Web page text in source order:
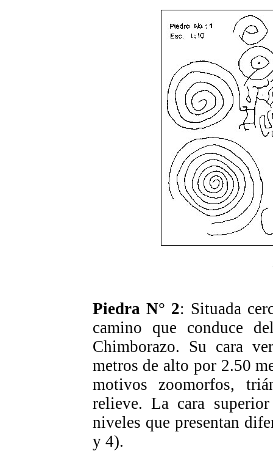
Piedra N° 2: Situada
camino que conduce
Chimborazo. Su cara
metros de alto por 2.50
motivos zoomorfos,
relieve. La cara
niveles que presentan
y 4).